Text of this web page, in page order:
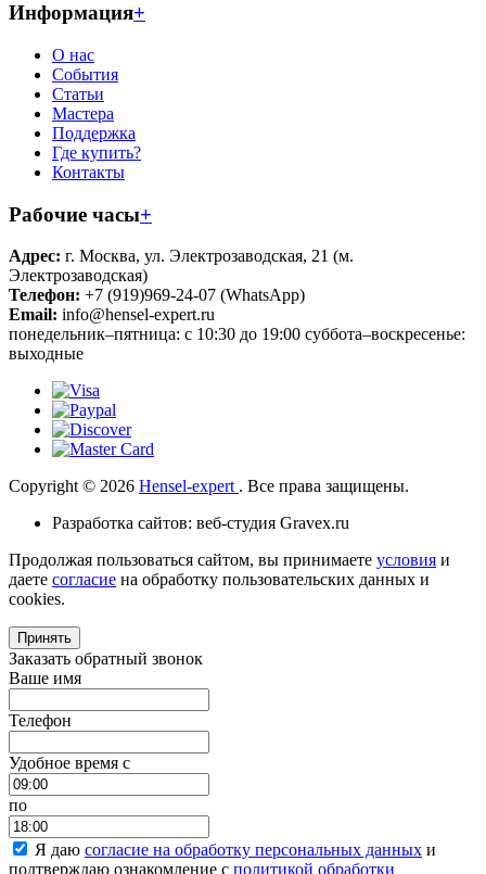
Информация+
О нас
События
Статьи
Мастера
Поддержка
Где купить?
Контакты
Рабочие часы+
Адрес: г. Москва, ул. Электрозаводская, 21 (м.
Электрозаводская)
Телефон: +7 (919)969-24-07 (WhatsApp)
Email: info@hensel-expert.ru
понедельник–пятница: с 10:30 до 19:00 суббота–воскресенье:
выходные
Copyright © 2026 Hensel-expert . Все права защищены.
Разработка сайтов: веб-студия Gravex.ru
Продолжая пользоваться сайтом, вы принимаете условия и
даете согласие на обработку пользовательских данных и
cookies.
Принять
Заказать обратный звонок
Ваше имя
Телефон
Удобное время c
по
Я даю согласие на обработку персональных данных и
подтверждаю ознакомление с политикой обработки